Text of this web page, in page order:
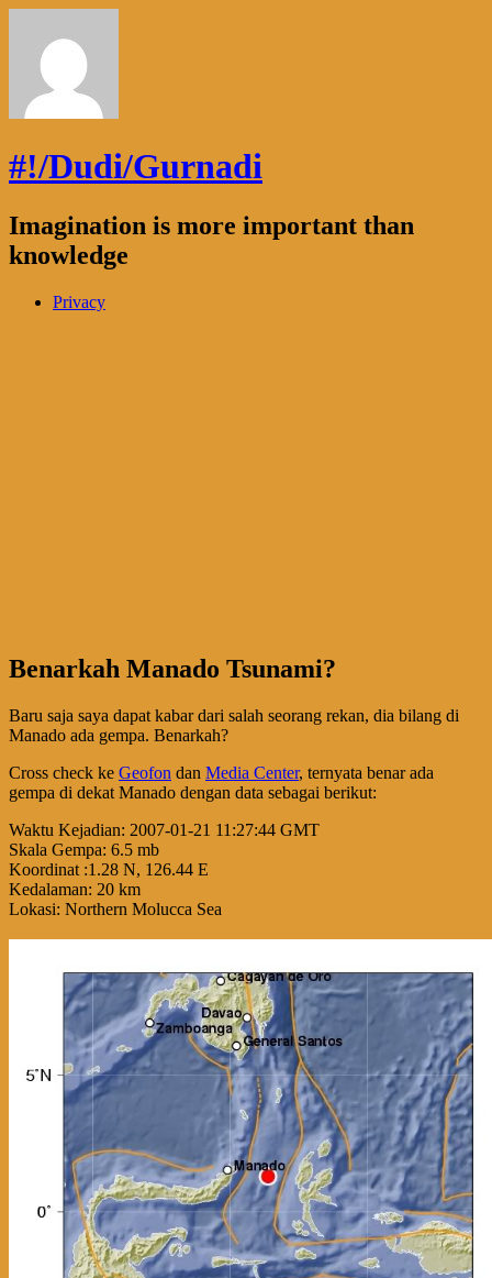
#!/Dudi/Gurnadi
Imagination is more important than
knowledge
Privacy
Benarkah Manado Tsunami?
Baru saja saya dapat kabar dari salah seorang rekan, dia bilang di
Manado ada gempa. Benarkah?
Cross check ke Geofon dan Media Center, ternyata benar ada
gempa di dekat Manado dengan data sebagai berikut:
Waktu Kejadian: 2007-01-21 11:27:44 GMT
Skala Gempa: 6.5 mb
Koordinat :1.28 N, 126.44 E
Kedalaman: 20 km
Lokasi: Northern Molucca Sea